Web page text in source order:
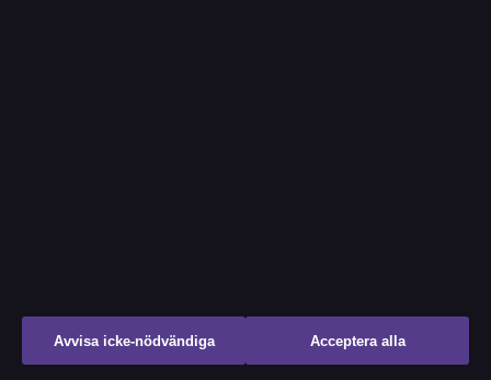
Avvisa icke-nödvändiga Acceptera alla